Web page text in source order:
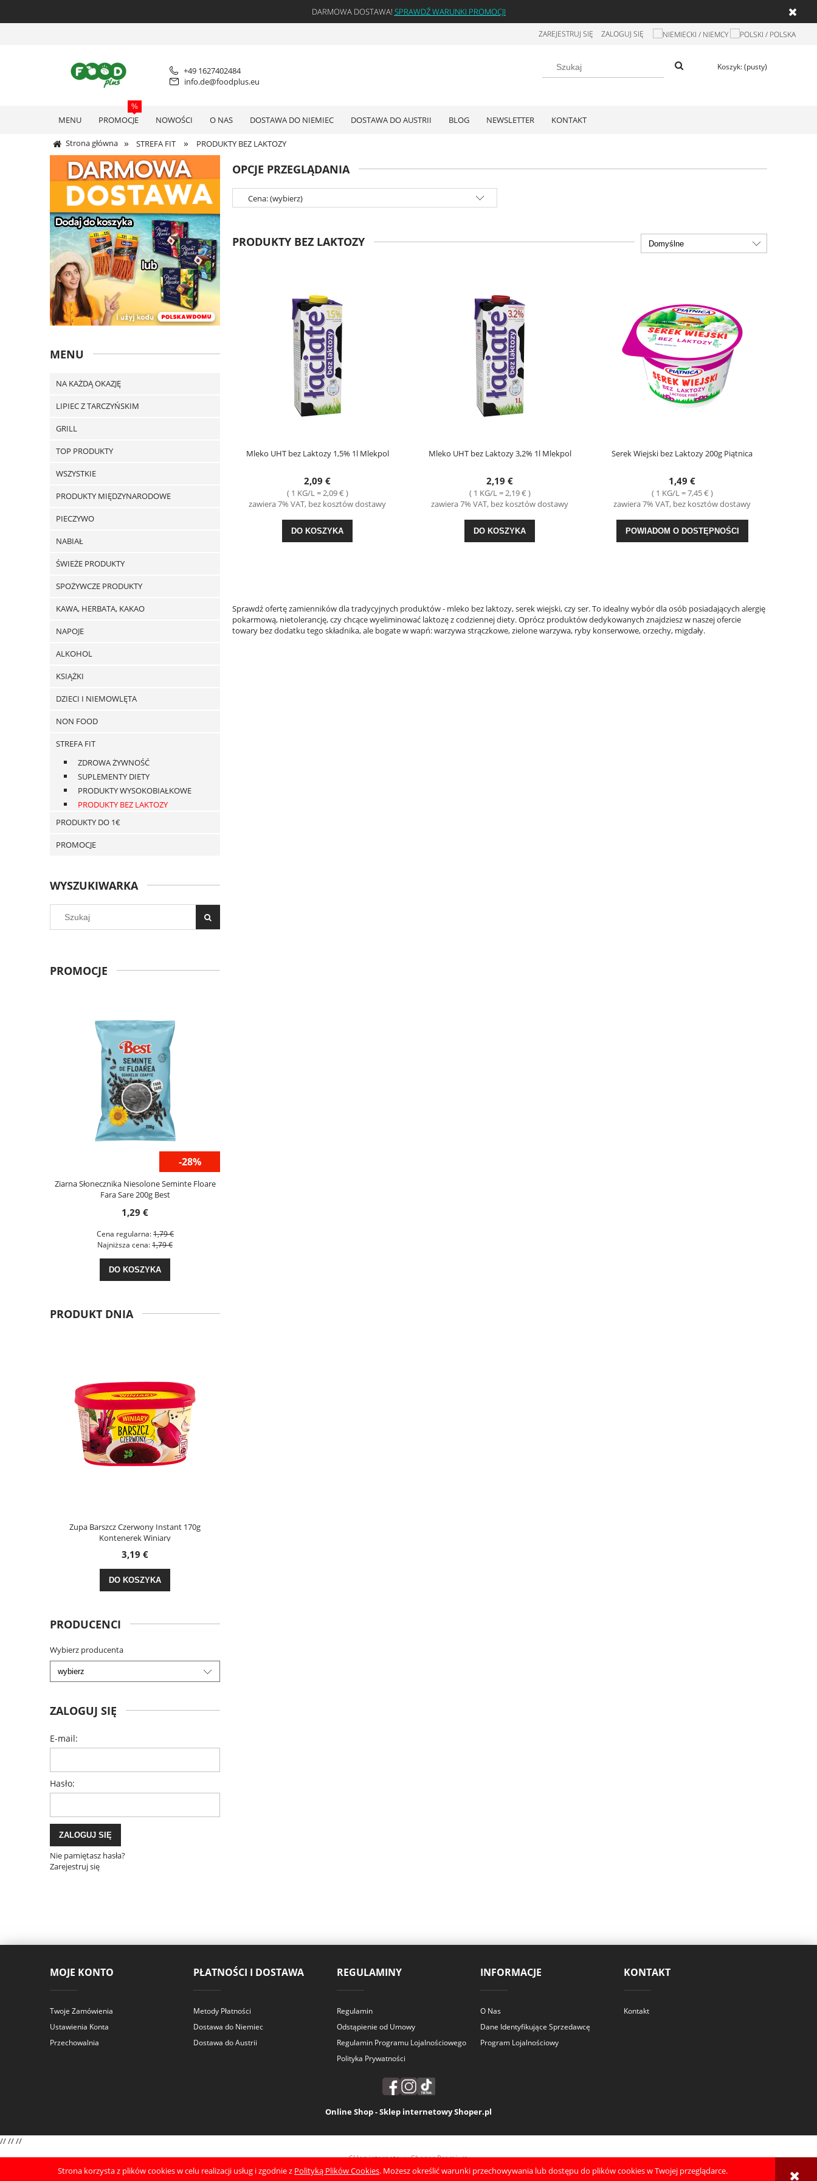
Strona korzysta z plików cookies w celu realizacji usług i zgodnie z Polityką Plików Cookies. Możesz określić warunki przechowywania lub dostępu do plików cookies w Twojej przeglądarce.
DARMOWA DOSTAWA! SPRAWDŹ WARUNKI PROMOCJI
ZAREJESTRUJ SIĘ ZALOGUJ SIĘ
+49 1627402484
info.de@foodplus.eu
Koszyk:(pusty)
MENU PROMOCJE NOWOŚCI O NAS DOSTAWA DO NIEMIEC DOSTAWA DO AUSTRII BLOG NEWSLETTER KONTAKT
Strona główna » STREFA FIT » PRODUKTY BEZ LAKTOZY
MENU
NA KAŻDĄ OKAZJĘ
LIPIEC Z TARCZYŃSKIM
GRILL
TOP PRODUKTY
WSZYSTKIE
PRODUKTY MIĘDZYNARODOWE
PIECZYWO
NABIAŁ
ŚWIEŻE PRODUKTY
SPOŻYWCZE PRODUKTY
KAWA, HERBATA, KAKAO
NAPOJE
ALKOHOL
KSIĄŻKI
DZIECI I NIEMOWLĘTA
NON FOOD
STREFA FIT
ZDROWA ŻYWNOŚĆ
SUPLEMENTY DIETY
PRODUKTY WYSOKOBIAŁKOWE
PRODUKTY BEZ LAKTOZY
PRODUKTY DO 1€
PROMOCJE
WYSZUKIWARKA
PROMOCJE
-28%
Ziarna Słonecznika Niesolone Seminte Floare
Fara Sare 200g Best
1,29 €
Cena regularna:1,79 €
Najniższa cena:1,79 €
DO KOSZYKA
PRODUKT DNIA
Zupa Barszcz Czerwony Instant 170g
Kontenerek Winiary
3,19 €
DO KOSZYKA
PRODUCENCI
Wybierz producenta
ZALOGUJ SIĘ
E-mail:
Hasło:
ZALOGUJ SIĘ
Nie pamiętasz hasła?
Zarejestruj się
OPCJE PRZEGLĄDANIA
Cena: (wybierz)
PRODUKTY BEZ LAKTOZY
Mleko UHT bez Laktozy 1,5% 1l Mlekpol
2,09 €
( 1 KG/L = 2,09 € )
zawiera 7% VAT, bez kosztów dostawy
DO KOSZYKA
Mleko UHT bez Laktozy 3,2% 1l Mlekpol
2,19 €
( 1 KG/L = 2,19 € )
zawiera 7% VAT, bez kosztów dostawy
DO KOSZYKA
Serek Wiejski bez Laktozy 200g Piątnica
1,49 €
( 1 KG/L = 7,45 € )
zawiera 7% VAT, bez kosztów dostawy
POWIADOM O DOSTĘPNOŚCI
Sprawdź ofertę zamienników dla tradycyjnych produktów - mleko bez laktozy, serek wiejski, czy ser. To idealny wybór dla osób posiadających alergię
pokarmową, nietolerancję, czy chcące wyeliminować laktozę z codziennej diety. Oprócz produktów dedykowanych znajdziesz w naszej ofercie
towary bez dodatku tego składnika, ale bogate w wapń:warzywa strączkowe, zielone warzywa, ryby konserwowe, orzechy, migdały.
MOJE KONTO
Twoje Zamówienia
Ustawienia Konta
Przechowalnia
PŁATNOŚCI I DOSTAWA
Metody Płatności
Dostawa do Niemiec
Dostawa do Austrii
REGULAMINY
Regulamin
Odstąpienie od Umowy
Regulamin Programu Lojalnościowego
Polityka Prywatności
INFORMACJE
O Nas
Dane Identyfikujące Sprzedawcę
Program Lojalnościowy
KONTAKT
Kontakt
Online Shop - Sklep internetowy Shoper.pl
//////
Sklep internetowy Shoper Premium